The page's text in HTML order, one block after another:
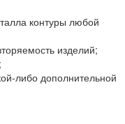
контуры любой
изделий;
либо дополнительной